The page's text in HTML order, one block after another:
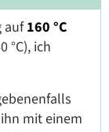
auf160 °C
°C), ich
mit einem